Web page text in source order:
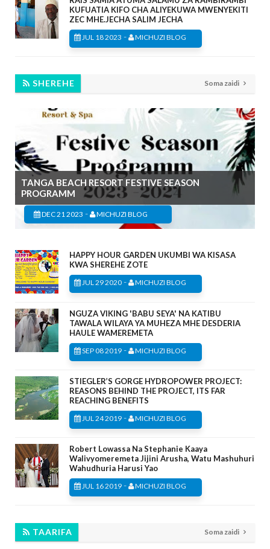
KUFUATIA KIFO CHA ALIYEKUWA MWENYEKITI
ZEC MHE.JECHA SALIM JECHA
JUL 18 2023 - MICHUZI BLOG
SHEREHE Soma zaidi
TANGA BEACH RESORT FESTIVE SEASON
PROGRAMM
DEC 21 2023 - MICHUZI BLOG
HAPPY HOUR GARDEN UKUMBI WA KISASA
KWA SHEREHE ZOTE
JUL 29 2020 - MICHUZI BLOG
NGUZA VIKING 'BABU SEYA' NA KATIBU
TAWALA WILAYA YA MUHEZA MHE DESDERIA
HAULE WAMEREMETA
SEP 08 2019 - MICHUZI BLOG
STIEGLER’S GORGE HYDROPOWER PROJECT:
REASONS BEHIND THE PROJECT, ITS FAR
REACHING BENEFITS
JUL 24 2019 - MICHUZI BLOG
Robert Lowassa Na Stephanie Kaaya
Walivyomeremeta Jijini Arusha, Watu Mashuhuri
Wahudhuria Harusi Yao
JUL 16 2019 - MICHUZI BLOG
TAARIFA Soma zaidi